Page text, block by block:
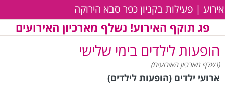
אירוע | פעילות בקניון כפר סבא הירוקה
פג תוקף האירוע! נשלף מארכיון האירועים
הופעות לילדים בימי שלישי
(נשלף מארכיון האירועים)
ארועי ילדים (הופעות לילדים)